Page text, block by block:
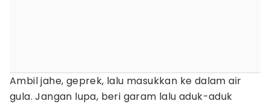
Ambil jahe, geprek, lalu masukkan ke dalam air
gula. Jangan lupa, beri garam lalu aduk-aduk